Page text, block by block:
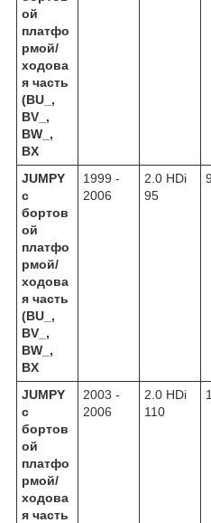
ой
платфо
рмой/
ходова
я часть
(BU_,
BV_,
BW_,
BX
JUMPY
c
бортов
ой
платфо
рмой/
ходова
я часть
(BU_,
BV_,
BW_,
BX
1999 -
2006
2.0 HDi
95
JUMPY
c
бортов
ой
платфо
рмой/
ходова
я часть
2003 -
2006
2.0 HDi
110